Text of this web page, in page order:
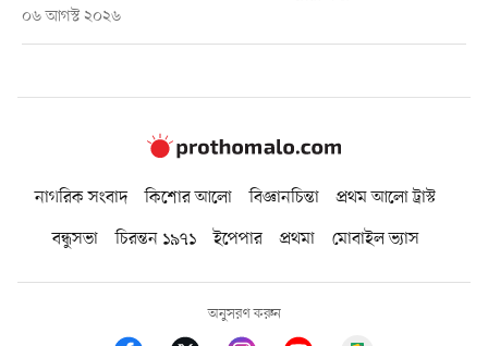
০৬ আগস্ট ২০২৬
নাগরিক সংবাদ কিশোর আলো বিজ্ঞানচিন্তা
প্রথম আলো ট্রাস্ট
বন্ধুসভা
চিরন্তন ১৯৭১ ইপেপার প্রথমা মোবাইল ভ্যাস
অনুসরণ করুন